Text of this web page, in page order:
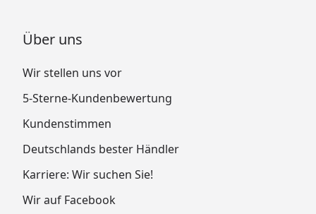
Über uns
Wir stellen uns vor
5-Sterne-Kundenbewertung
Kundenstimmen
Deutschlands bester Händler
Karriere: Wir suchen Sie!
Wir auf Facebook